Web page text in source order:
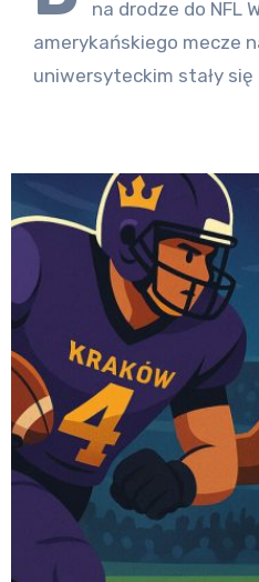
na drodze do NFL
amerykańskiego mecze
uniwersyteckim stały